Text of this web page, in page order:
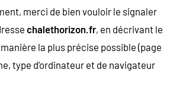
merci de bien vouloir le signaler
chalethorizon.fr, en décrivant le
la plus précise possible (page
type d’ordinateur et de navigateur